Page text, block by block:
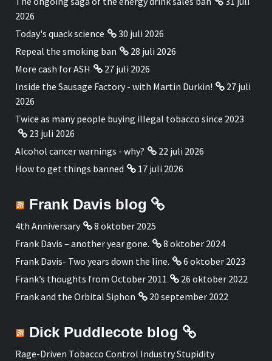
2026
Today's quack science
30 juli 2026
Repeal the smoking ban
28 juli 2026
More cash for ASH
27 juli 2026
Inside the Sausage Factory - with Martin Durkin!
27 juli
2026
Twice as many people buying illegal tobacco since 2023
23 juli 2026
Alcohol cancer warnings - why?
22 juli 2026
How to get things banned
17 juli 2026
Frank Davis blog
4th Anniversary
8 oktober 2025
Frank Davis – another year gone.
8 oktober 2024
Frank Davis- Two years down the line.
6 oktober 2023
Frank’s thoughts from October 2011
26 oktober 2022
Frank and the Orbital Siphon
20 september 2022
Dick Puddlecote blog
Rage-Driven Tobacco Control Industry Stupidity